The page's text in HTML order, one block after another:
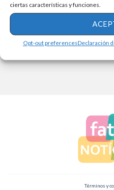
ciertas características y funciones.
Opt-out preferencesDeclaración
SIGUE LEYENDO
Términos y